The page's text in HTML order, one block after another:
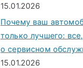
15.01.2026
Почему ваш
только лучшего:
о сервисном
15.01.2026